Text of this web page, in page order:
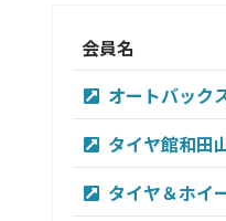
会員名
オートバック
タイヤ館和田
タイヤ＆ホイ